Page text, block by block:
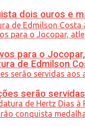
de Edmilson
dois ouros e
para o
serão